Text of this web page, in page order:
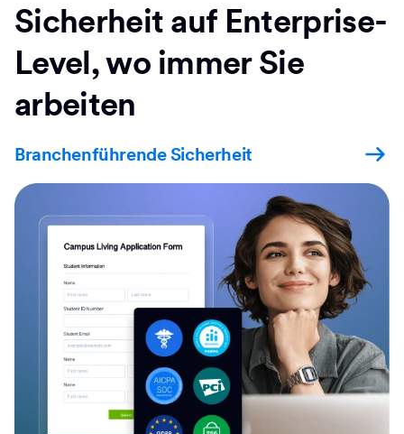
Sicherheit auf Enterprise-
Level, wo immer Sie
arbeiten
Branchenführende Sicherheit